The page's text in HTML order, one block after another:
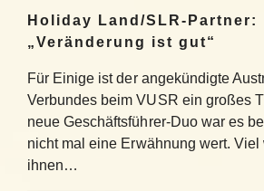
Holiday Land/SLR-Partner:
„Veränderung ist gut“
Für Einige ist der angekündigte
Verbundes beim VUSR ein großes
neue Geschäftsführer-Duo war es
nicht mal eine Erwähnung wert. Viel
ihnen…